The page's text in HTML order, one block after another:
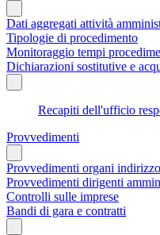
Dati aggregati attività
Tipologie di procedimento
Monitoraggio tempi
Dichiarazioni sostitutive e
Recapiti dell'ufficio
Provvedimenti
Provvedimenti organi
Provvedimenti dirigenti
Controlli sulle imprese
Bandi di gara e contratti